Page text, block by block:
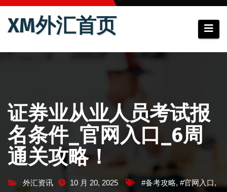
跳
XM外汇首页
证券业从业人员考试报
名条件_官网入口_6周
通关攻略！
外汇资讯 10 月 20, 2025 #备考攻略, #官网入口,